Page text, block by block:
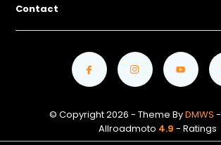
Contact
© Copyright 2026 - Theme ByDMWS -
Allroadmoto 4.9 - Ratings